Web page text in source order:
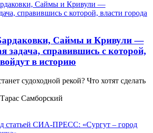
Саймы и Кривули —
задача, справившись с которой,
в историю
судоходной рекой? Что хотят сделать
Самборский